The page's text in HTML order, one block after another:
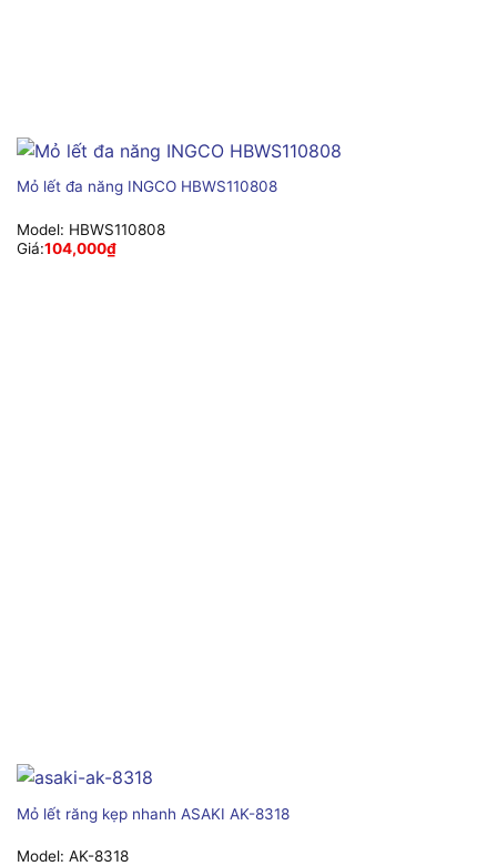
Mỏ lết đa năng INGCO HBWS110808
Model: HBWS110808
Giá:104,000₫
Mỏ lết răng kẹp nhanh ASAKI AK-8318
Model: AK-8318